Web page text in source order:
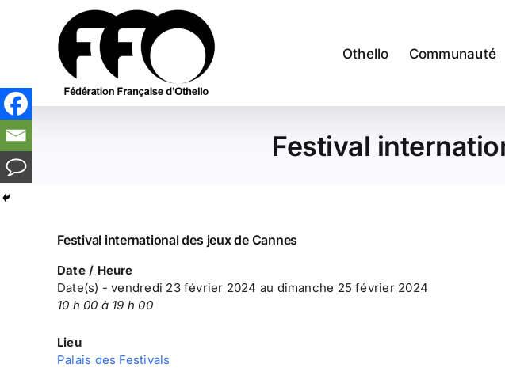
Othello Communauté
Festival
Festival international des jeux de Cannes
Date / Heure
Date(s) - vendredi 23 février 2024 au dimanche 25 février 2024
10 h 00 à 19 h 00
Lieu
Palais des Festivals